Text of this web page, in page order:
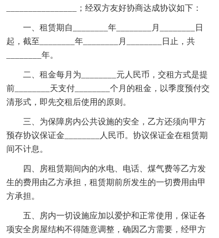
________________；经双方友好协商达成协议如下：
一、租赁期自________年________月________日
起，截至________年________月________日止，共
________年。
二、租金每月为________元人民币，交租方式是提
前________天支付________个月的租金，以季度预付交
清形式，即先交租后使用的原则。
三、为保障房内公共设施的安全，乙方还须向甲方
预存协议保证金________人民币。协议保证金在租赁期
间不计息。
四、房租赁期间内的水电、电话、煤气费等乙方发
生的费用由乙方承担，租赁期前所发生的一切费用由甲
方承担。
五、房内一切设施应加以爱护和正常使用，保证各
项安全房屋结构不得随意调整，确因乙方需要，经甲方